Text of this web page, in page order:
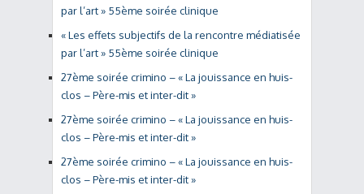
par l’art » 55ème soirée clinique
« Les effets subjectifs de la rencontre médiatisée
par l’art » 55ème soirée clinique
27ème soirée crimino – « La jouissance en huis-
clos – Père-mis et inter-dit »
27ème soirée crimino – « La jouissance en huis-
clos – Père-mis et inter-dit »
27ème soirée crimino – « La jouissance en huis-
clos – Père-mis et inter-dit »